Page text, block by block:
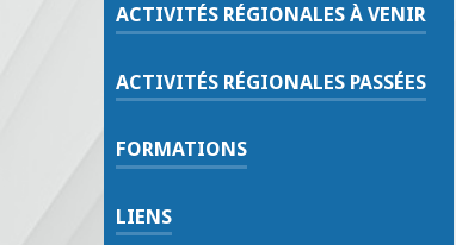
ACTIVITÉS RÉGIONALES À VENIR
ACTIVITÉS RÉGIONALES PASSÉES
FORMATIONS
LIENS